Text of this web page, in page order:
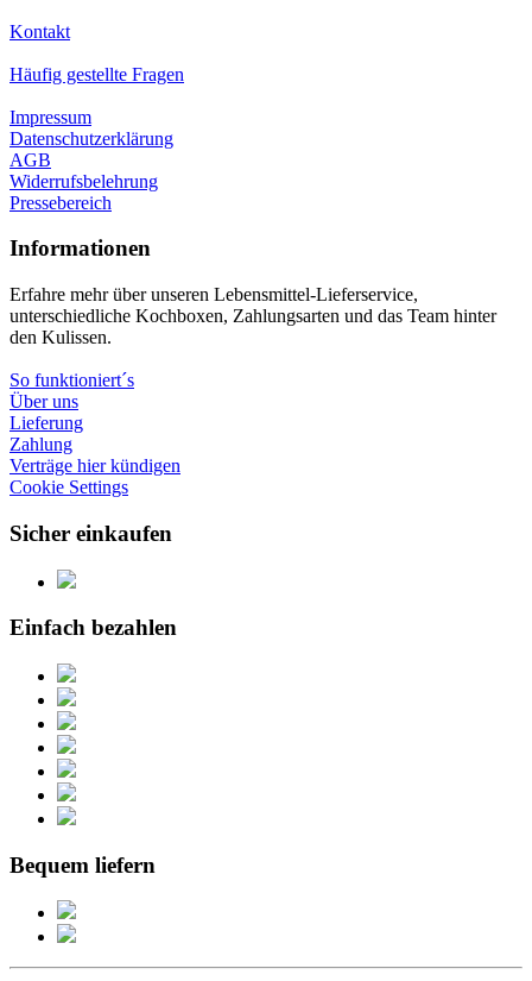
Kontakt
Häufig gestellte Fragen
Impressum
Datenschutzerklärung
AGB
Widerrufsbelehrung
Pressebereich
Informationen
Erfahre mehr über unseren Lebensmittel-Lieferservice,
unterschiedliche Kochboxen, Zahlungsarten und das Team hinter
den Kulissen.
So funktioniert´s
Über uns
Lieferung
Zahlung
Verträge hier kündigen
Cookie Settings
Sicher einkaufen
Einfach bezahlen
Bequem liefern